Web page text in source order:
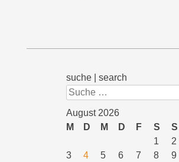
suche | search
Suchen
August 2026
M
D M D F S
S
1
2
3
4 5 6 7 8
9